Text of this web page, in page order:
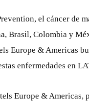
el cáncer de
Brasil, Colombia y
Europe & Americas
enfermedades en
Europe & Americas,